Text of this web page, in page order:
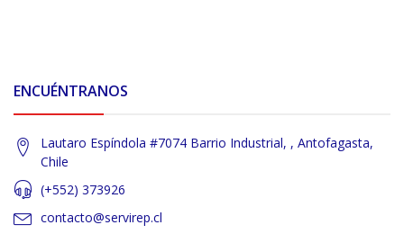
ENCUÉNTRANOS
Lautaro Espíndola #7074 Barrio Industrial, , Antofagasta,
Chile
(+552) 373926
contacto@servirep.cl